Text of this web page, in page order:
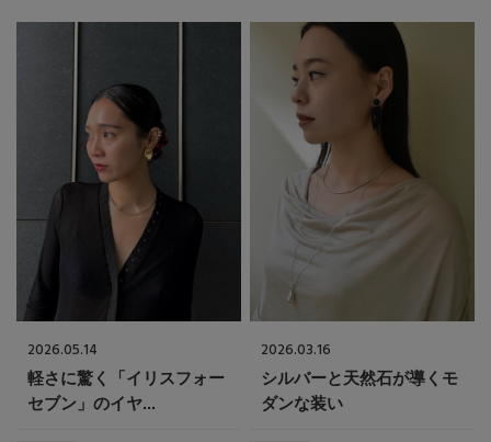
【サンダル】ビーサンの季節！
【リネン】涼しい夏素材
【CFCL】注目のPOP-UP
【レース】上品な透け感
【雨の日】急な雨対策グッズ
ウェア
すべてのウェア
ブラウス・シャツ
カットソー・Tシャツ
ワンピース・チュニック
シューズ
すべてのシューズ
パンプス
バッグ・財布
すべてのバッグ・財布
カゴバッグ
ファッション小物
すべてのファッション小物
アクセサリー
ご利用ガイド
カスタマーサポート
エル・ショップについて
お知らせ
よくあるご質問
2026.05.14
軽さに驚く「イリスフォー
セブン」のイヤ...
2026.03.16
シルバーと天然石が導くモ
ダンな装い